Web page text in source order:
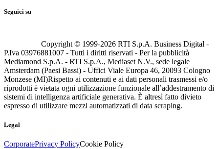
Seguici su
Copyright © 1999-2026 RTI S.p.A. Business Digital -
P.Iva 03976881007 - Tutti i diritti riservati - Per la pubblicità
Mediamond S.p.A. - RTI S.p.A., Mediaset N.V., sede legale
Amsterdam (Paesi Bassi) - Uffici Viale Europa 46, 20093 Cologno
Monzese (MI)Rispetto ai contenuti e ai dati personali trasmessi e/o
riprodotti è vietata ogni utilizzazione funzionale all’addestramento di
sistemi di intelligenza artificiale generativa. È altresì fatto divieto
espresso di utilizzare mezzi automatizzati di data scraping.
Legal
CorporatePrivacy PolicyCookie Policy